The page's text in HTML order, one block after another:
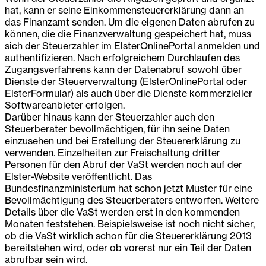
hat, kann er seine Einkommensteuererklärung dann an
das Finanzamt senden. Um die eigenen Daten abrufen zu
können, die die Finanzverwaltung gespeichert hat, muss
sich der Steuerzahler im ElsterOnlinePortal anmelden und
authentifizieren. Nach erfolgreichem Durchlaufen des
Zugangsverfahrens kann der Datenabruf sowohl über
Dienste der Steuerverwaltung (ElsterOnlinePortal oder
ElsterFormular) als auch über die Dienste kommerzieller
Softwareanbieter erfolgen.
Darüber hinaus kann der Steuerzahler auch den
Steuerberater bevollmächtigen, für ihn seine Daten
einzusehen und bei Erstellung der Steuererklärung zu
verwenden. Einzelheiten zur Freischaltung dritter
Personen für den Abruf der VaSt werden noch auf der
Elster-Website veröffentlicht. Das
Bundesfinanzministerium hat schon jetzt Muster für eine
Bevollmächtigung des Steuerberaters entworfen. Weitere
Details über die VaSt werden erst in den kommenden
Monaten feststehen. Beispielsweise ist noch nicht sicher,
ob die VaSt wirklich schon für die Steuererklärung 2013
bereitstehen wird, oder ob vorerst nur ein Teil der Daten
abrufbar sein wird.